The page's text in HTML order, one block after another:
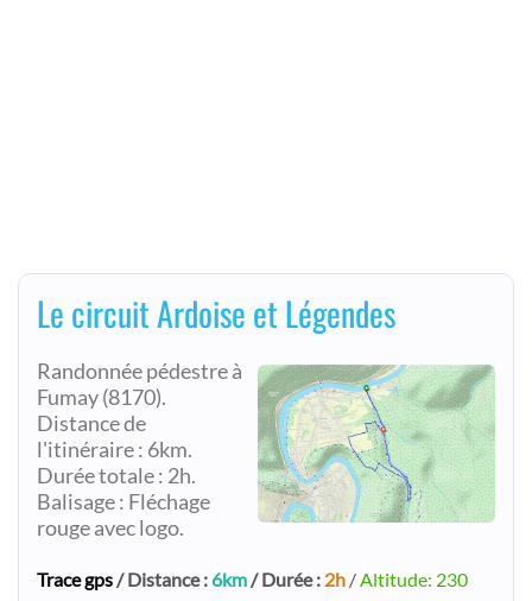
Le circuit Ardoise et Légendes
Randonnée pédestre à
Fumay (8170).
Distance de
l'itinéraire : 6km.
Durée totale : 2h.
Balisage : Fléchage
rouge avec logo.
Trace gps/ Distance : 6km/ Durée : 2h /Altitude: 230